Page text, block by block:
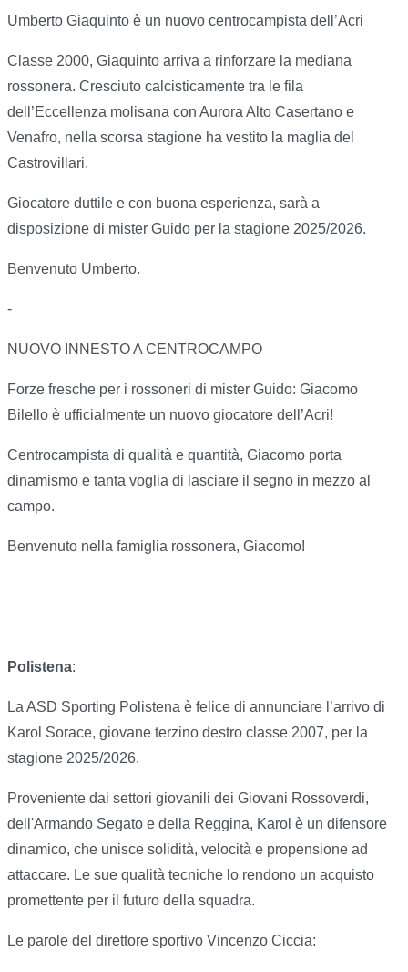
Umberto Giaquinto è un nuovo centrocampista dell’Acri
Classe 2000, Giaquinto arriva a rinforzare la mediana
rossonera. Cresciuto calcisticamente tra le fila
dell’Eccellenza molisana con Aurora Alto Casertano e
Venafro, nella scorsa stagione ha vestito la maglia del
Castrovillari.
Giocatore duttile e con buona esperienza, sarà a
disposizione di mister Guido per la stagione 2025/2026.
Benvenuto Umberto.
-
NUOVO INNESTO A CENTROCAMPO
Forze fresche per i rossoneri di mister Guido: Giacomo
Bilello è ufficialmente un nuovo giocatore dell’Acri!
Centrocampista di qualità e quantità, Giacomo porta
dinamismo e tanta voglia di lasciare il segno in mezzo al
campo.
Benvenuto nella famiglia rossonera, Giacomo!
Polistena:
La ASD Sporting Polistena è felice di annunciare l’arrivo di
Karol Sorace, giovane terzino destro classe 2007, per la
stagione 2025/2026.
Proveniente dai settori giovanili dei Giovani Rossoverdi,
dell'Armando Segato e della Reggina, Karol è un difensore
dinamico, che unisce solidità, velocità e propensione ad
attaccare. Le sue qualità tecniche lo rendono un acquisto
promettente per il futuro della squadra.
Le parole del direttore sportivo Vincenzo Ciccia: